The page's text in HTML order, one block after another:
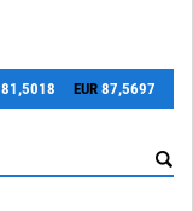
81,5018 EUR 87,5697